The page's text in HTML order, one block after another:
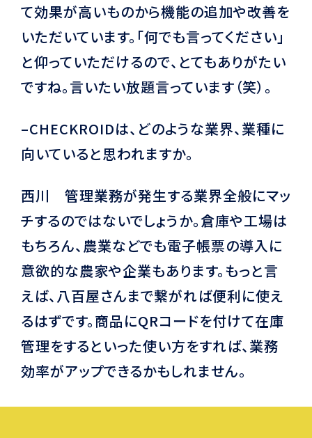
て効果が高いものから機能の追加や改善を
いただいています。「何でも言ってください」
と仰っていただけるので、とてもありがたい
ですね。言いたい放題言っています（笑）。
–CHECKROIDは、どのような業界、業種に
向いていると思われますか。
西川 管理業務が発生する業界全般にマッ
チするのではないでしょうか。倉庫や工場は
もちろん、農業などでも電子帳票の導入に
意欲的な農家や企業もあります。もっと言
えば、八百屋さんまで繋がれば便利に使え
るはずです。商品にQRコードを付けて在庫
管理をするといった使い方をすれば、業務
効率がアップできるかもしれません。